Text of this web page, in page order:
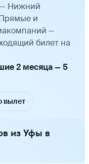
— Нижний
и
—
билет на
2 месяца — 5
вылет
из Уфы в